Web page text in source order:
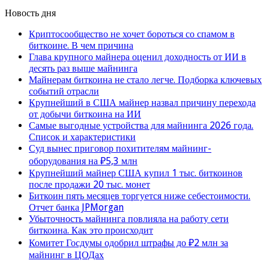
Новость дня
Криптосообщество не хочет бороться со спамом в
биткоине. В чем причина
Глава крупного майнера оценил доходность от ИИ в
десять раз выше майнинга
Майнерам биткоина не стало легче. Подборка ключевых
событий отрасли
Крупнейший в США майнер назвал причину перехода
от добычи биткоина на ИИ
Самые выгодные устройства для майнинга 2026 года.
Список и характеристики
Суд вынес приговор похитителям майнинг-
оборудования на ₽5,3 млн
Крупнейший майнер США купил 1 тыс. биткоинов
после продажи 20 тыс. монет
Биткоин пять месяцев торгуется ниже себестоимости.
Отчет банка JPMorgan
Убыточность майнинга повлияла на работу сети
биткоина. Как это происходит
Комитет Госдумы одобрил штрафы до ₽2 млн за
майнинг в ЦОДах